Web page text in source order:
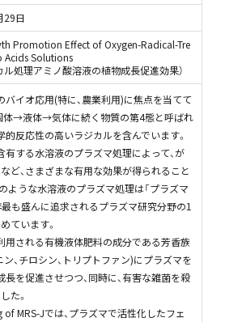
29日
Promotion Effect of Oxygen-Radical-Tre
Acids Solutions
ル処理アミノ酸溶液の植物成長促進効果）
バイオ応用(特に、農業利用)に焦点を当てて
体→液体→気体に続く物質の第4態と呼ばれ
的反応性の高いラジカルを含んでいます。
有する水溶液のプラズマ処理によって、が
ど、さまざまな有用な効果が得られること
ような水溶液のプラズマ処理は「プラズマ
最も盛んに追求されるプラズマ研究分野の1
ています。
用される有機液体肥料の成分である芳香族
、チロシン、トリプトファン)にプラズマを
長を促進させつつ、同時に、有害な雑菌を殺
た。
MRS-Jでは、プラズマで活性化したフェ